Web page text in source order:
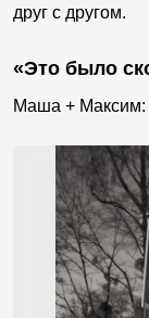
друг с другом.
«Это было
Маша + Максим: